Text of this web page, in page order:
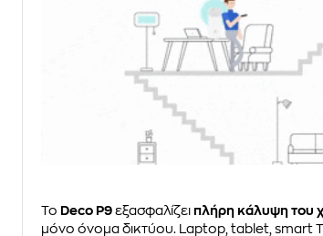
Το Deco P9 εξασφαλίζει πλήρη κάλυψη του
μόνο όνομα δικτύου. Laptop, tablet, smart